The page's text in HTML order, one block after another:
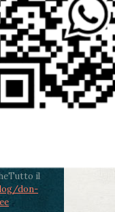
Scuola
in
- Fiano
in
ore 20.30 -
don
alcuni
ore
al
le
Tutto il
don-